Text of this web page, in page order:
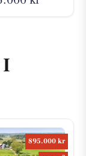
895.000 kr